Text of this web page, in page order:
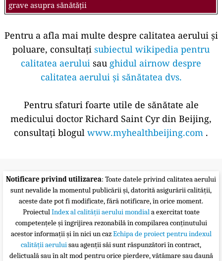
grave asupra sănătății
Pentru a afla mai multe despre calitatea aerului și
poluare, consultați subiectul wikipedia pentru
calitatea aerului sau ghidul airnow despre
calitatea aerului și sănătatea dvs.
Pentru sfaturi foarte utile de sănătate ale
medicului doctor Richard Saint Cyr din Beijing,
consultați blogul www.myhealthbeijing.com .
Notificare privind utilizarea: Toate datele privind calitatea aerului
sunt nevalide la momentul publicării și, datorită asigurării calității,
aceste date pot fi modificate, fără notificare, în orice moment.
ProiectulIndex al calității aerului mondiala exercitat toate
competențele și îngrijirea rezonabilă în compilarea conținutului
acestor informații și în nici un cazEchipa de proiect pentru indexul
calității aeruluisau agenții săi sunt răspunzători în contract,
delictuală sau în alt mod pentru orice pierdere, vătămare sau daună